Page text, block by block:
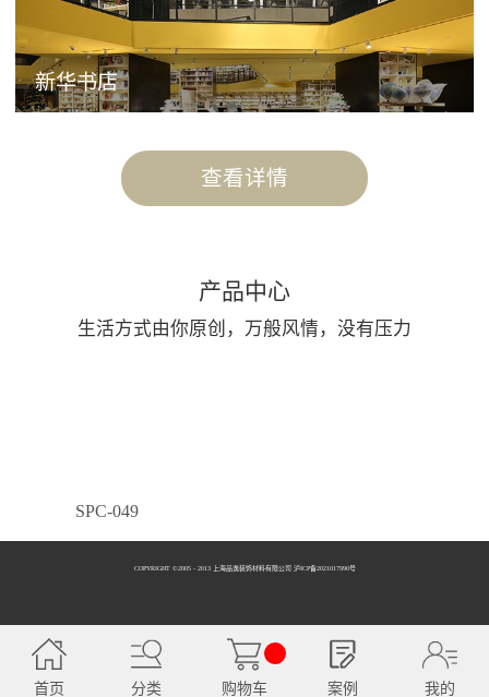
新华书店
查看详情
产品中心
生活方式由你原创，万般风情，没有压力
SPC-049
SPC-050
COPYRIGHT ©2005 - 2013 上海品逸装饰材料有限公司 泸ICP备2021017990号
首页 分类 购物车 案例 我的